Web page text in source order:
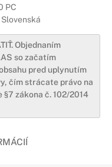
PC
Objednaním
so začatím
pred uplynutím
čím strácate právo na
zákona č. 102/2014